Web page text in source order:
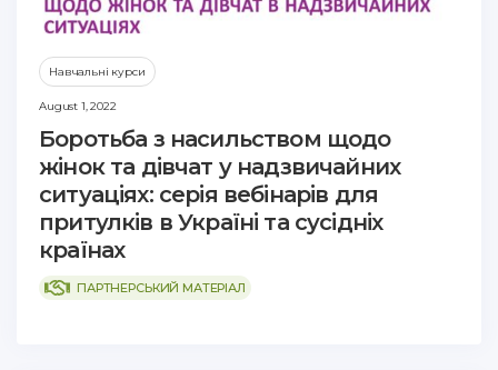
Навчальні курси
August 1, 2022
Боротьба з насильством щодо
жінок та дівчат у надзвичайних
ситуаціях: серія вебінарів для
притулків в Україні та сусідніх
країнах
ПАРТНЕРСЬКИЙ МАТЕРІАЛ